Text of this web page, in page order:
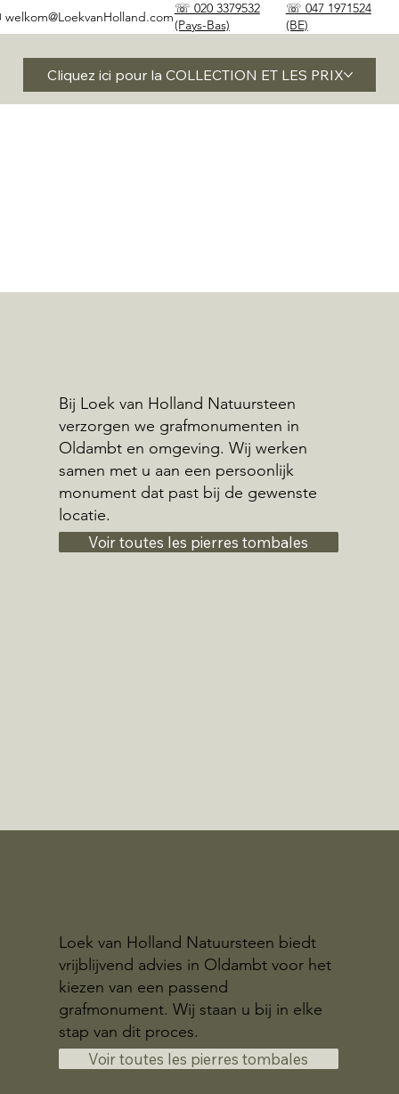
☏ 020 3379532
(Pays-Bas)
☏ 047 1971524
(BE)
welkom@LoekvanHolland.com
Cliquez ici pour la COLLECTION ET LES PRIX
Bij Loek van Holland Natuursteen
verzorgen we grafmonumenten in
Oldambt en omgeving. Wij werken
samen met u aan een persoonlijk
monument dat past bij de gewenste
locatie.
Voir toutes les pierres tombales
Loek van Holland Natuursteen biedt
vrijblijvend advies in Oldambt voor het
kiezen van een passend
grafmonument. Wij staan u bij in elke
stap van dit proces.
Voir toutes les pierres tombales